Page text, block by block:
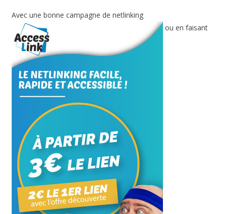
Avec une bonne campagne de netlinking
ou en faisant